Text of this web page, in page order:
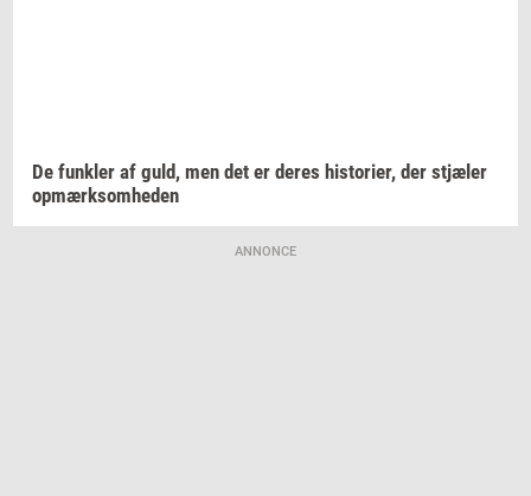
De funk­ler af guld, men det er deres hi­sto­ri­er, der stjæ­ler
op­mærk­som­he­den
ANNONCE